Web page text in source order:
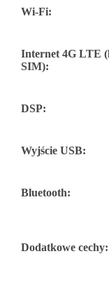
Wi-Fi:
Internet 4G LTE
SIM):
DSP:
Wyjście USB:
Bluetooth:
Dodatkowe cechy: